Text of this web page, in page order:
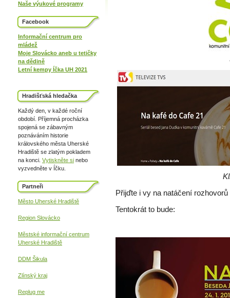
Naše výukové programy
Facebook
Informační centrum pro
mládež
Moje Slovácko aneb u tetičky
na dědině
Letní kempy Íčka UH 2021
Hradišťská hledačka
Každý den, v každé roční
období. Příjemná procházka
spojená se zábavným
poznáváním historie
královského města Uherské
Hradiště se zlatým pokladem
na konci. Vytiskněte si nebo
vyzvedněte v Íčku.
Partneři
Město Uherské Hradiště
Region Slovácko
Městské informační centrum
Uherské Hradiště
DDM Šikula
Zlínský kraj
Replug me
Přijďte i vy na natáčení
Tentokrát to bude: